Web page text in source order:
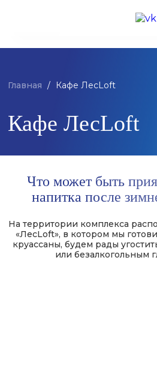
Главная / Кафе ЛесLoft
Кафе ЛесLoft
Что может быть
напитка после
На территории комплекса
«ЛесLoft», в котором мы
круассаны, будем рады
или безалкогольным